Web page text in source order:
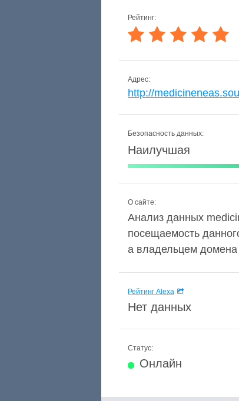
Рейтинг:
Адрес:
http://
Безопасность данных:
Наилучшая
О сайте:
Анализ данных
посещаемость
а владельцем домена
Рейтинг Alexa
Нет данных
Статус:
Онлайн